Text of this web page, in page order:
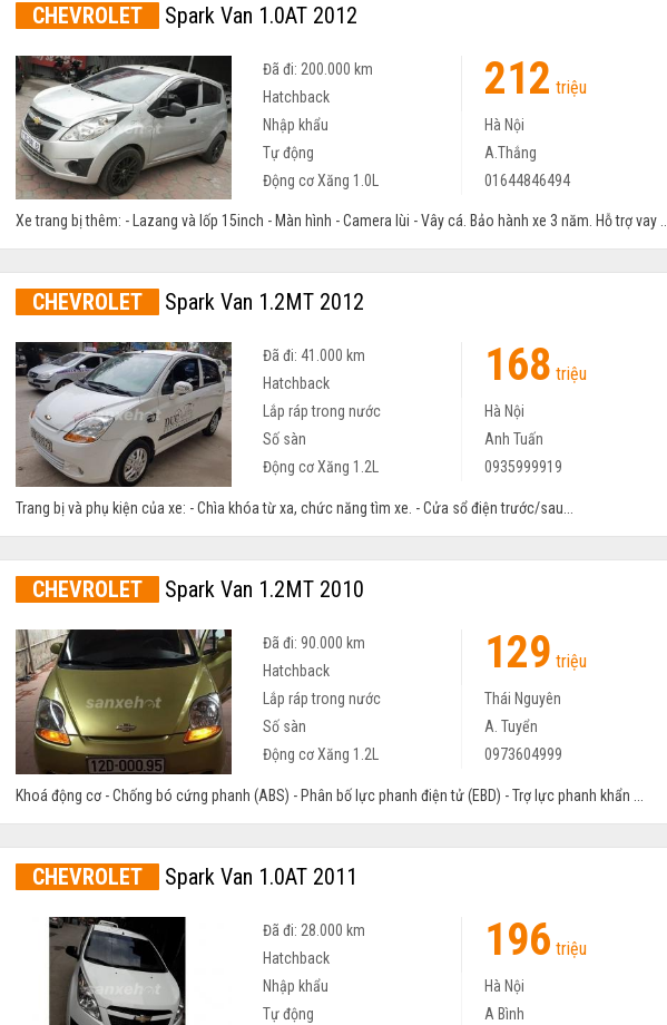
CHEVROLET Spark Van 1.0AT 2012
Đã đi: 200.000 km 212 triệu
Hatchback
Nhập khẩu
Hà Nội
Tự động
A.Thắng
Động cơ Xăng 1.0L
01644846494
Xe trang bị thêm: - Lazang và lốp 15inch - Màn hình - Camera lùi - Vây cá. Bảo hành xe 3 năm. Hỗ trợ vay
CHEVROLET Spark Van 1.2MT 2012
Đã đi: 41.000 km 168 triệu
Hatchback
Lắp ráp trong nước
Hà Nội
Số sàn
Anh Tuấn
Động cơ Xăng 1.2L
0935999919
Trang bị và phụ kiện của xe: - Chìa khóa từ xa, chức năng tìm xe. - Cửa sổ điện trước/sau...
CHEVROLET Spark Van 1.2MT 2010
Đã đi: 90.000 km 129 triệu
Hatchback
Lắp ráp trong nước
Thái Nguyên
Số sàn
A. Tuyển
Động cơ Xăng 1.2L
0973604999
Khoá động cơ - Chống bó cứng phanh (ABS) - Phân bố lực phanh điện tử (EBD) - Trợ lực phanh khẩn ...
CHEVROLET Spark Van 1.0AT 2011
Đã đi: 28.000 km 196 triệu
Hatchback
Nhập khẩu
Hà Nội
Tự động
A Bình